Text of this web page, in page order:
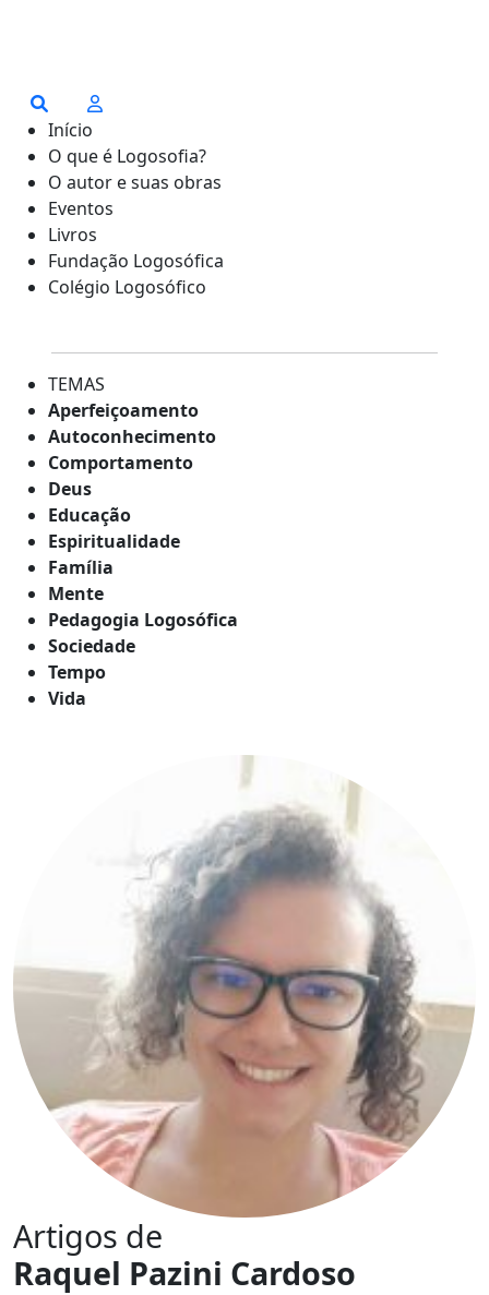
Início
O que é Logosofia?
O autor e suas obras
Eventos
Livros
Fundação Logosófica
Colégio Logosófico
TEMAS
Aperfeiçoamento
Autoconhecimento
Comportamento
Deus
Educação
Espiritualidade
Família
Mente
Pedagogia Logosófica
Sociedade
Tempo
Vida
Artigos de
Raquel Pazini Cardoso